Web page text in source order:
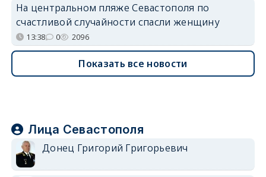
На центральном пляже Севастополя по
счастливой случайности спасли женщину
13:38 0 2096
Показать все новости
Лица Севастополя
Донец Григорий Григорьевич